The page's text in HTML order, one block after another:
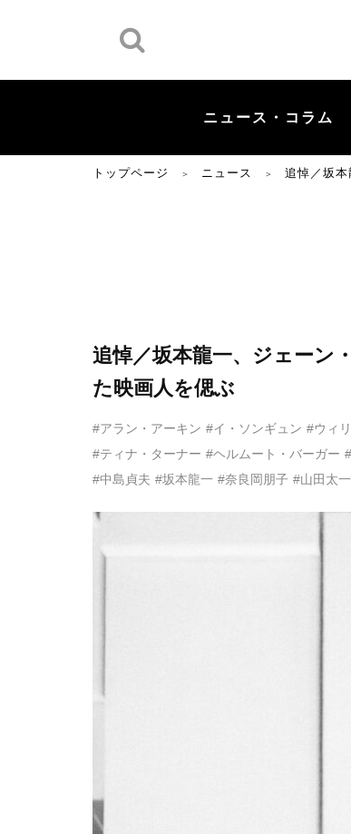
ニュース・コラム
トップページ ＞ ニュース ＞ 追悼／坂
追悼／坂本龍一、ジェーン
た映画人を偲ぶ
#アラン・アーキン #イ・ソンギュン #ウィ
#ティナ・ターナー #ヘルムート・バーガー
#中島貞夫 #坂本龍一 #奈良岡朋子 #山田太一